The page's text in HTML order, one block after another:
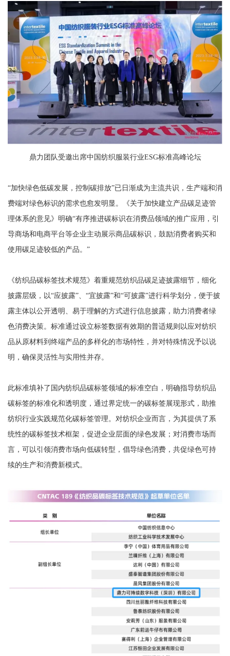
鼎力团队受邀出席中国纺织服装行业ESG标准高峰论坛
“加快绿色低碳发展，控制碳排放”已日渐成为主流共识，生产端和消
费端对绿色标识的需求也愈发明显。《关于加快建立产品碳足迹管
理体系的意见》明确“有序推进碳标识在消费品领域的推广应用，引
导商场和电商平台等企业主动展示商品碳标识，鼓励消费者购买和
使用碳足迹较低的产品。”
《纺织品碳标签技术规范》着重规范纺织品碳足迹披露细节，细化
披露层级，以“应披露”、“宜披露”和“可披露”进行科学划分，便于披
露主体以公开透明、易于理解的方式进行信息披露，助力消费者绿
色消费决策。标准通过设立标签数据有效期的普适规则以应对纺织
品从原材料到终端产品的多样化的市场特性，并对特殊情况予以说
明，确保灵活性与实用性并存。
此标准填补了国内纺织品碳标签领域的标准空白，明确指导纺织品
碳标签的标准化和透明度，通过界定统一的碳标签展现形式，助推
纺织行业实践规范化碳标签管理。对纺织企业而言，为其提供了系
统性的碳标签技术框架，促进企业层面的绿色发展；对消费市场而
言，可以引领消费市场向低碳转型，倡导绿色消费，共促绿色可持
续的生产和消费新模式。